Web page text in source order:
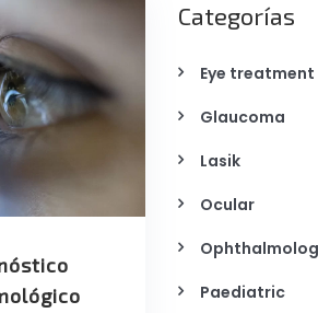
Categorías
Eye treatment
Glaucoma
Lasik
Ocular
Paediatric